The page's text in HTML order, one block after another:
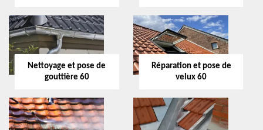
Nettoyage et pose de
gouttière 60
Réparation et pose de
velux 60